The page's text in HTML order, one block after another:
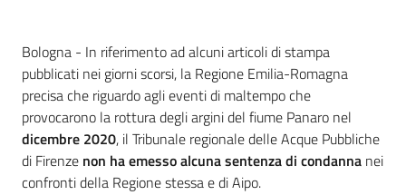
Contenuto
Bologna - In riferimento ad alcuni articoli di stampa
pubblicati nei giorni scorsi, la Regione Emilia-Romagna
precisa che riguardo agli eventi di maltempo che
provocarono la rottura degli argini del fiume Panaro nel
dicembre 2020, il Tribunale regionale delle Acque Pubbliche
di Firenze non ha emesso alcuna sentenza di condanna nei
confronti della Regione stessa e di Aipo.